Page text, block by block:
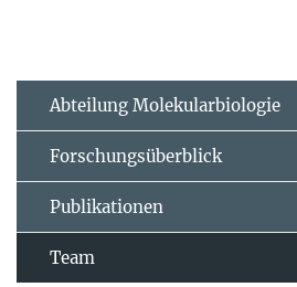
Abteilung Molekularbiologie
Forschungsüberblick
Publikationen
Team